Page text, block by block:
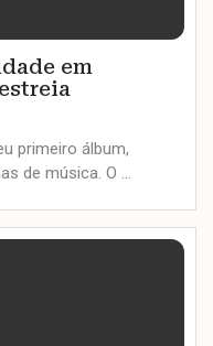
em
primeiro álbum,
de música. O …